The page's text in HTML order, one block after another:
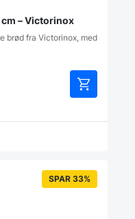
– Victorinox
brød fra Victorinox, med
SPAR 33%